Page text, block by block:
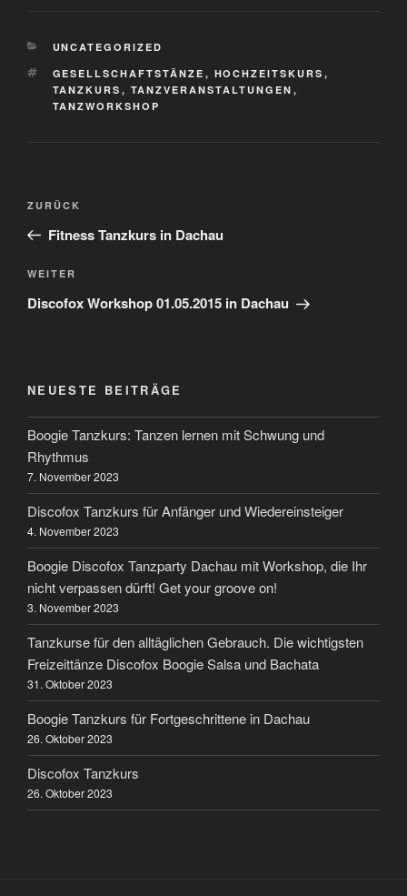
KATEGORIEN
UNCATEGORIZED
SCHLAGWÖRTER
GESELLSCHAFTSTÄNZE , HOCHZEITSKURS ,
TANZKURS , TANZVERANSTALTUNGEN ,
TANZWORKSHOP
Beitragsnavigation
Vorheriger
Beitrag
ZURÜCK
Fitness Tanzkurs in Dachau
Nächster
Beitrag
WEITER
Discofox Workshop 01.05.2015 in Dachau
NEUESTE BEITRÄGE
Boogie Tanzkurs: Tanzen lernen mit Schwung und
Rhythmus
7. November 2023
Discofox Tanzkurs für Anfänger und Wiedereinsteiger
4. November 2023
Boogie Discofox Tanzparty Dachau mit Workshop, die Ihr
nicht verpassen dürft! Get your groove on!
3. November 2023
Tanzkurse für den alltäglichen Gebrauch. Die wichtigsten
Freizeittänze Discofox Boogie Salsa und Bachata
31. Oktober 2023
Boogie Tanzkurs für Fortgeschrittene in Dachau
26. Oktober 2023
Discofox Tanzkurs
26. Oktober 2023